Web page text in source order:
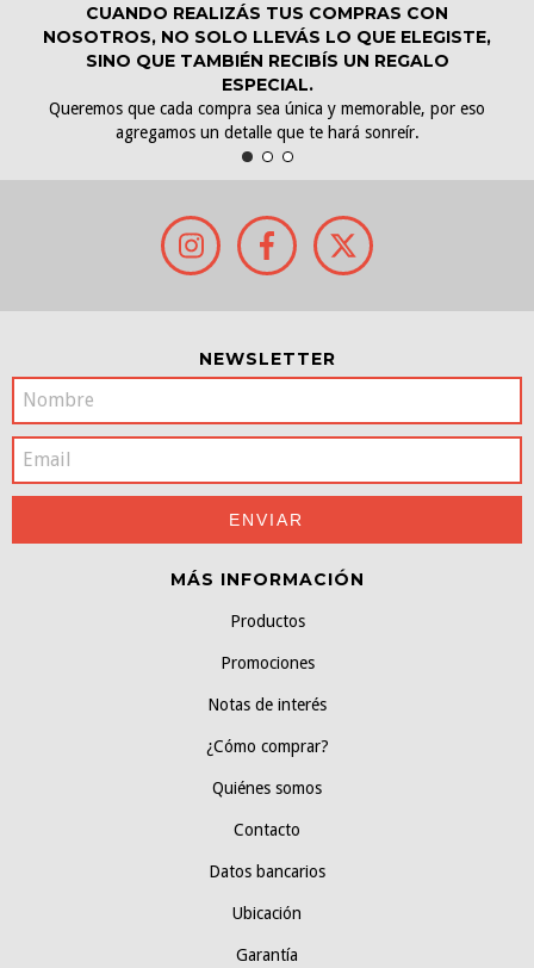
CUANDO REALIZÁS TUS COMPRAS CON
NOSOTROS, NO SOLO LLEVÁS LO QUE ELEGISTE,
SINO QUE TAMBIÉN RECIBÍS UN REGALO
ESPECIAL.
Queremos que cada compra sea única y memorable, por eso
agregamos un detalle que te hará sonreír.
NEWSLETTER
MÁS INFORMACIÓN
Productos
Promociones
Notas de interés
¿Cómo comprar?
Quiénes somos
Contacto
Datos bancarios
Ubicación
Garantía